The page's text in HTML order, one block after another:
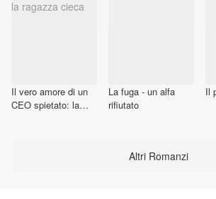
Il vero amore di un
CEO spietato: la
La fuga - un alfa
rifiutato
Il
Altri Romanzi